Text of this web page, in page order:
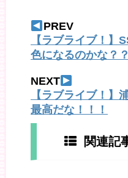
PREV
【ラブライブ！】
色になるのかな？
NEXT
【ラブライブ！】
最高だな！！！
関連記